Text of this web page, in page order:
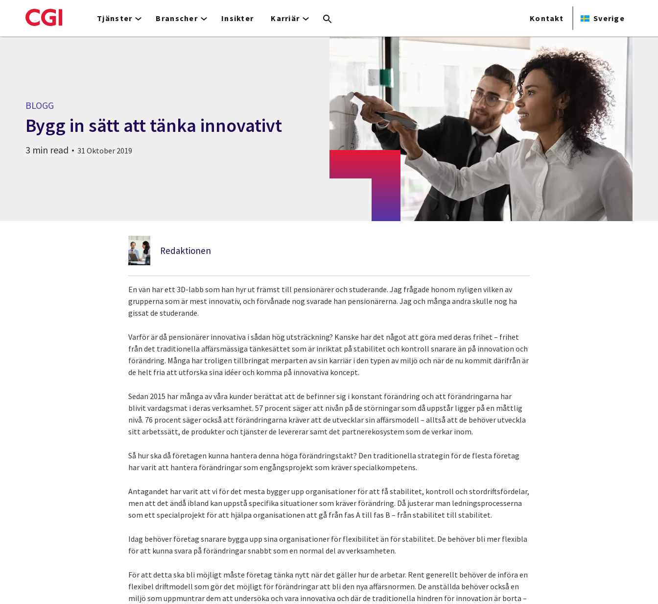
to
Tjänster Branscher Insikter Karriär Kontakt Sverige
BLOGG
Bygg in sätt att tänka innovativt
3 min read 31 Oktober 2019
Redaktionen
En vän har ett 3D-labb som han hyr ut främst till pensionärer och studerande. Jag frågade honom nyligen vilken av
grupperna som är mest innovativ, och förvånade nog svarade han pensionärerna. Jag och många andra skulle nog ha
gissat de studerande.
Varför är då pensionärer innovativa i sådan hög utsträckning? Kanske har det något att göra med deras frihet – frihet
från det traditionella affärsmässiga tänkesättet som är inriktat på stabilitet och kontroll snarare än på innovation och
förändring. Många har troligen tillbringat merparten av sin karriär i den typen av miljö och när de nu kommit därifrån är
de helt fria att utforska sina idéer och komma på innovativa koncept.
Sedan 2015 har många av våra kunder berättat att de befinner sig i konstant förändring och att förändringarna har
blivit vardagsmat i deras verksamhet. 57 procent säger att nivån på de störningar som då uppstår ligger på en måttlig
nivå. 76 procent säger också att förändringarna kräver att de utvecklar sin affärsmodell – alltså att de behöver utveckla
sitt arbetssätt, de produkter och tjänster de levererar samt det partnerekosystem som de verkar inom.
Så hur ska då företagen kunna hantera denna höga förändringstakt? Den traditionella strategin för de flesta företag
har varit att hantera förändringar som engångsprojekt som kräver specialkompetens.
Antagandet har varit att vi för det mesta bygger upp organisationer för att få stabilitet, kontroll och stordriftsfördelar,
men att det ändå ibland kan uppstå specifika situationer som kräver förändring. Då justerar man ledningsprocesserna
som ett specialprojekt för att hjälpa organisationen att gå från fas A till fas B – från stabilitet till stabilitet.
Idag behöver företag snarare bygga upp sina organisationer för flexibilitet än för stabilitet. De behöver bli mer flexibla
för att kunna svara på förändringar snabbt som en normal del av verksamheten.
För att detta ska bli möjligt måste företag tänka nytt när det gäller hur de arbetar. Rent generellt behöver de införa en
flexibel driftmodell som gör det möjligt för förändringar att bli den nya affärsnormen. De anställda behöver också en
miljö som uppmuntrar dem att undersöka och vara innovativa och där de traditionella hindren för innovation är borta –